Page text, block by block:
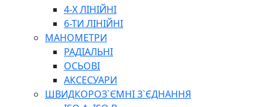
ПЛОСКОГУБЦІ
ВИКРУТКИ
КЛЮЧІ
ГОЛОВКИ, ТРІЩАТКИ, ВОРОТКИ, ПЕРЕХІДНИКИ
ЗУБИЛА, МОЛОТКИ, СОКИРИ, СТАМЕСКИ, ДОЛОТА
СТРУПЦИНИ, ЛЕЩАТА
ВИМІРЮВАЛЬНІ ІНСТРУМЕНТИ
4-Х ЛІНІЙНІ
6-ТИ ЛІНІЙНІ
МАНОМЕТРИ
РАДІАЛЬНІ
ОСЬОВІ
АКСЕСУАРИ
ШВИДКОРОЗ`ЄМНІ З`ЄДНАННЯ